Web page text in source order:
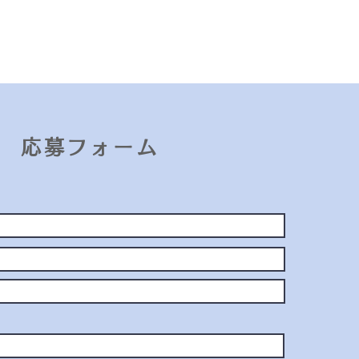
応募フォーム